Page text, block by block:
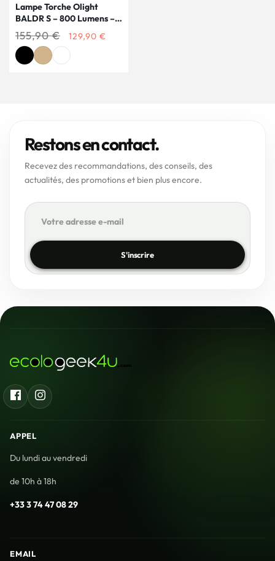
Lampe Torche Olight
BALDR S – 800 Lumens –
Laser Vert
Prix
habituel
155,90 €
Prix
promotionnel
129,90 €
NoirTanCoyote
Restons en contact.
Recevez des recommandations, des conseils, des
actualités, des promotions et bien plus encore.
S'inscrire
FacebookInstagram
APPEL
Du lundi au vendredi
de 10h à 18h
+33 3 74 47 08 29
EMAIL